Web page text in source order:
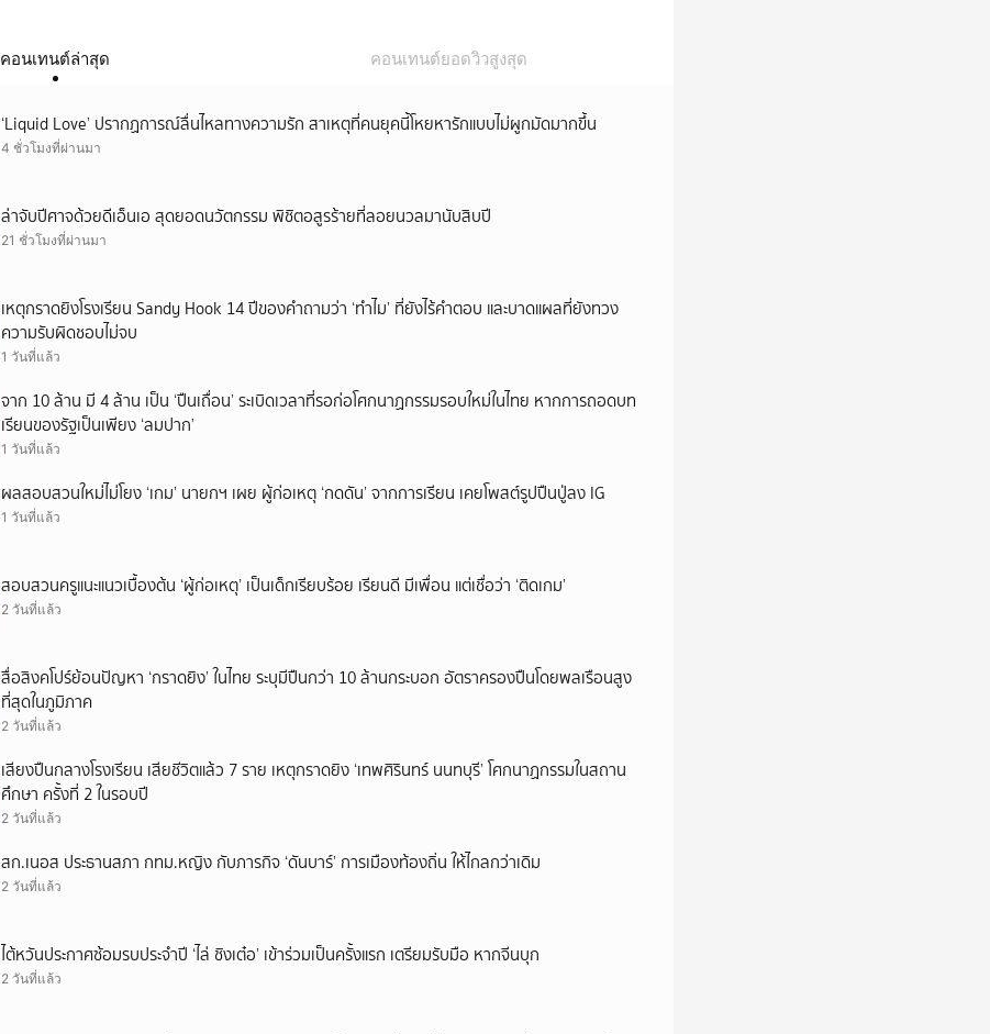
คอนเทนต์ล่าสุด คอนเทนต์ยอดวิวสูงสุด
‘Liquid Love’ ปรากฏการณ์ลื่นไหลทางความรัก สาเหตุที่คนยุคนี้โหยหารักแบบไม่ผูกมัดมากขึ้น
4 ชั่วโมงที่ผ่านมา
ล่าจับปีศาจด้วยดีเอ็นเอ สุดยอดนวัตกรรม พิชิตอสูรร้ายที่ลอยนวลมานับสิบปี
21 ชั่วโมงที่ผ่านมา
เหตุกราดยิงโรงเรียน Sandy Hook 14 ปีของคำถามว่า ‘ทำไม’ ที่ยังไร้คำตอบ และบาดแผลที่ยังทวง
ความรับผิดชอบไม่จบ
1 วันที่แล้ว
จาก 10 ล้าน มี 4 ล้าน เป็น ‘ปืนเถื่อน’ ระเบิดเวลาที่รอก่อโศกนาฏกรรมรอบใหม่ในไทย หากการถอดบท
เรียนของรัฐเป็นเพียง ‘ลมปาก’
1 วันที่แล้ว
ผลสอบสวนใหม่ไม่โยง ‘เกม’ นายกฯ เผย ผู้ก่อเหตุ ‘กดดัน’ จากการเรียน เคยโพสต์รูปปืนปู่ลง IG
1 วันที่แล้ว
สอบสวนครูแนะแนวเบื้องต้น ‘ผู้ก่อเหตุ’ เป็นเด็กเรียบร้อย เรียนดี มีเพื่อน แต่เชื่อว่า ‘ติดเกม’
2 วันที่แล้ว
สื่อสิงคโปร์ย้อนปัญหา ‘กราดยิง’ ในไทย ระบุมีปืนกว่า 10 ล้านกระบอก อัตราครองปืนโดยพลเรือนสูง
ที่สุดในภูมิภาค
2 วันที่แล้ว
เสียงปืนกลางโรงเรียน เสียชีวิตแล้ว 7 ราย เหตุกราดยิง ‘เทพศิรินทร์ นนทบุรี’ โศกนาฏกรรมในสถาน
ศึกษา ครั้งที่ 2 ในรอบปี
2 วันที่แล้ว
สก.เนอส ประธานสภา กทม.หญิง กับภารกิจ ‘ดันบาร์’ การเมืองท้องถิ่น ให้ไกลกว่าเดิม
2 วันที่แล้ว
ไต้หวันประกาศซ้อมรบประจำปี ‘ไล่ ชิงเต๋อ’ เข้าร่วมเป็นครั้งแรก เตรียมรับมือ หากจีนบุก
2 วันที่แล้ว